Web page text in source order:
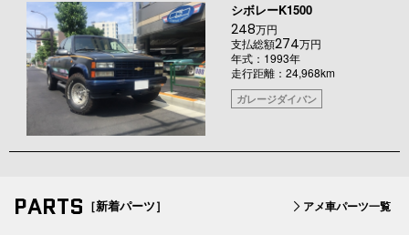
シボレーK1500
248万円
支払総額274万円
年式：1993年
走行距離：24,968km
ガレージダイバン
PARTS ［新着パーツ］ アメ車パーツ一覧